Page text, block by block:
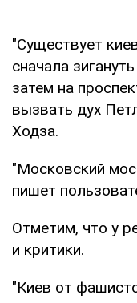
"Существует
сначала
затем на
вызвать дух
Ходза.
"Московский
пишет
Отметим, что у
и критики.
"Киев от